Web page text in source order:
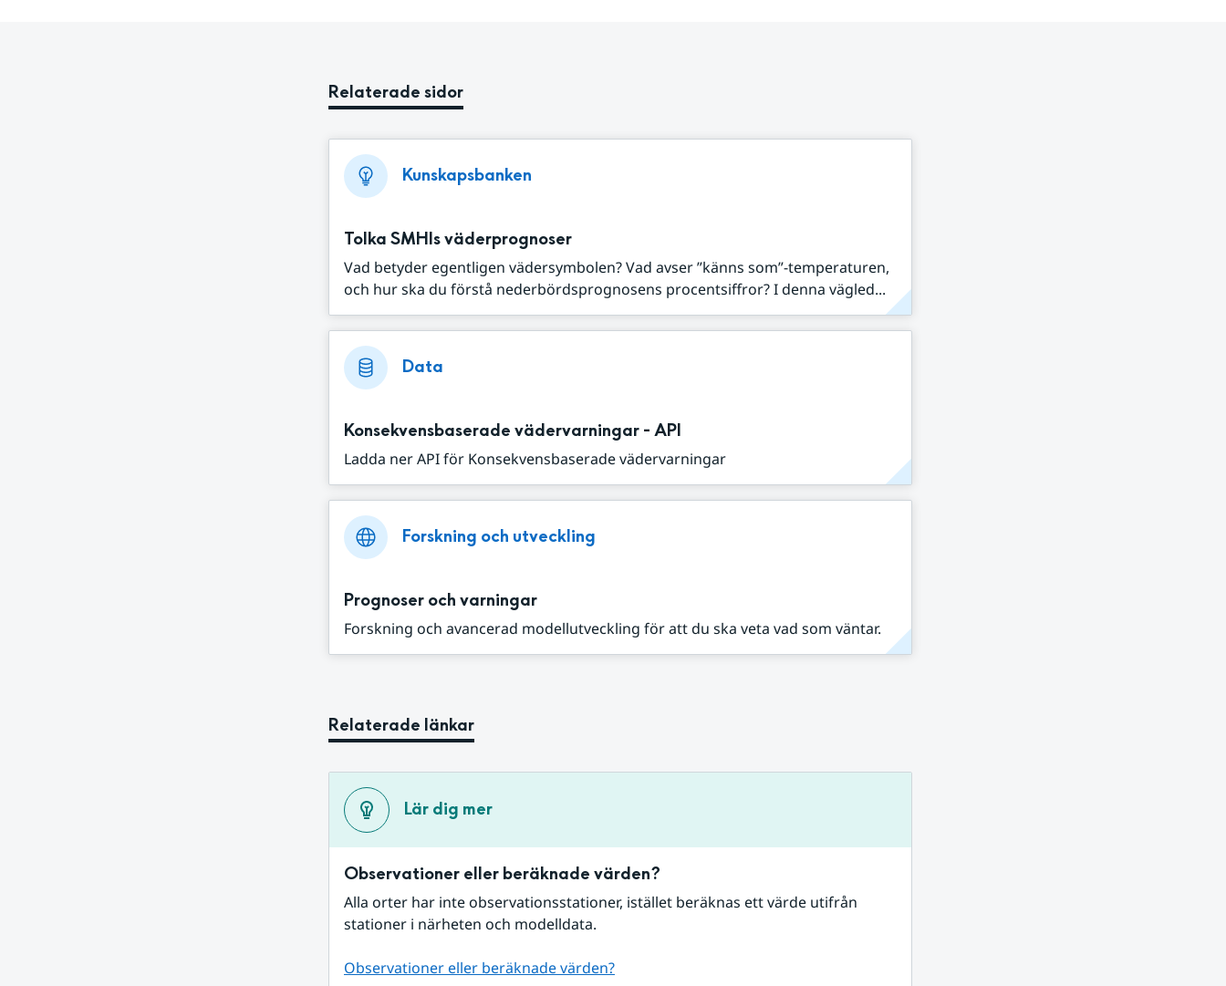
Relaterade sidor
Kunskapsbanken
Tolka SMHIs väderprognoser
Vad betyder egentligen vädersymbolen? Vad avser ”känns som”-temperaturen,
och hur ska du förstå nederbördsprognosens procentsiffror? I denna vägled...
Data
Konsekvensbaserade vädervarningar - API
Ladda ner API för Konsekvensbaserade vädervarningar
Forskning och utveckling
Prognoser och varningar
Forskning och avancerad modellutveckling för att du ska veta vad som väntar.
Relaterade länkar
Lär dig mer
Observationer eller beräknade värden?
Alla orter har inte observationsstationer, istället beräknas ett värde utifrån
stationer i närheten och modelldata.
Observationer eller beräknade värden?